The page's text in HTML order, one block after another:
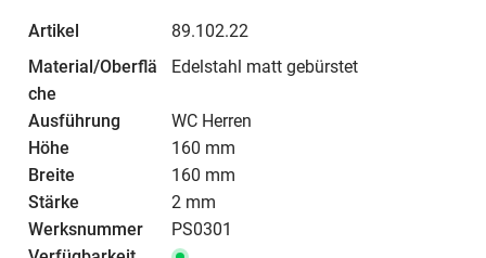
89.102.22
Edelstahl matt gebürstet
WC Herren
160 mm
160 mm
2 mm
PS0301